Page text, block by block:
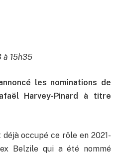
à 15h35
les nominations de
Harvey-Pinard à titre
occupé ce rôle en 2021-
Belzile qui a été nommé